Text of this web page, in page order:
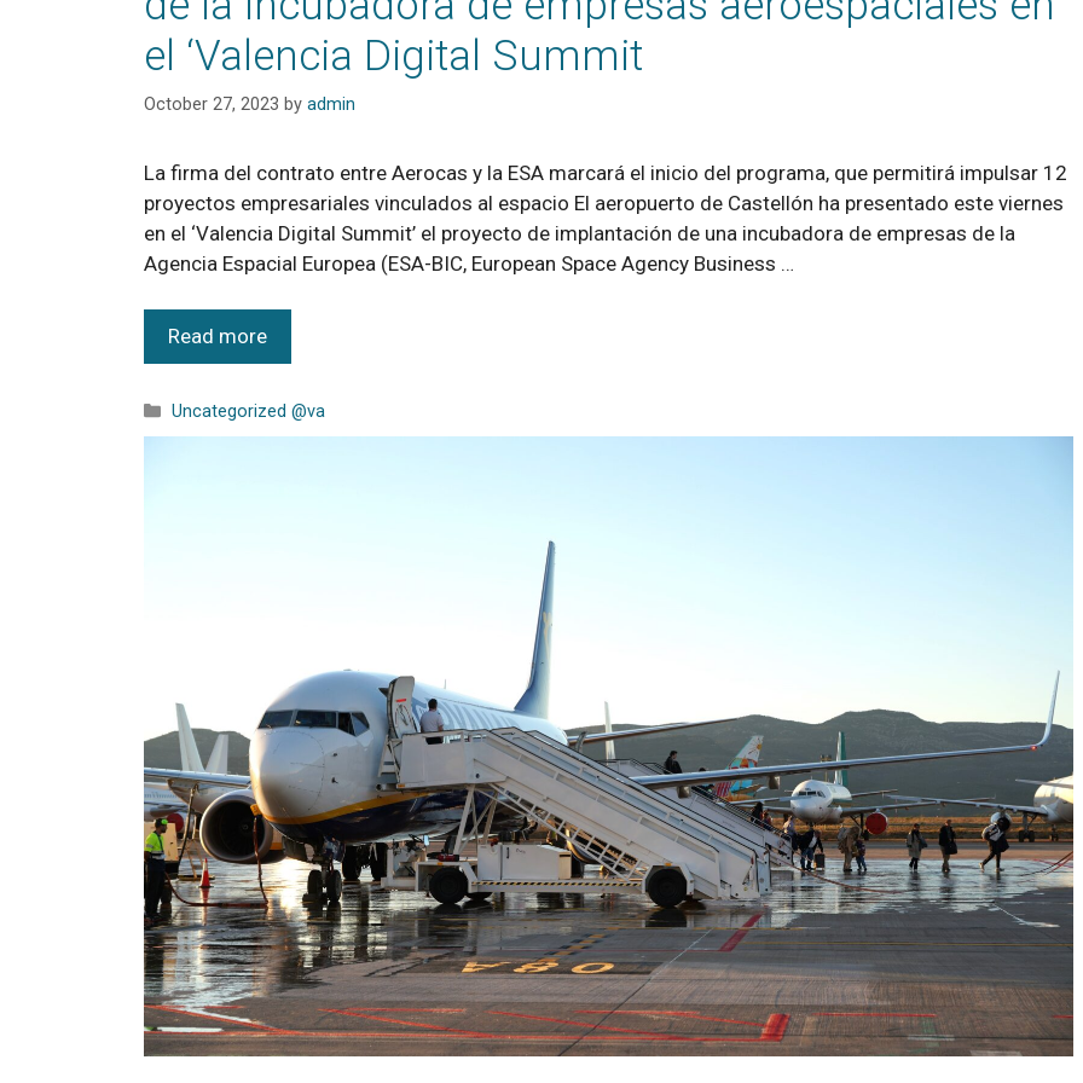
el ‘Valencia Digital Summit
October 27, 2023 by admin
La firma del contrato entre Aerocas y la ESA marcará el inicio del programa, que permitirá impulsar 12
proyectos empresariales vinculados al espacio El aeropuerto de Castellón ha presentado este viernes
en el ‘Valencia Digital Summit’ el proyecto de implantación de una incubadora de empresas de la
Agencia Espacial Europea (ESA-BIC, European Space Agency Business …
Read more
Uncategorized @va